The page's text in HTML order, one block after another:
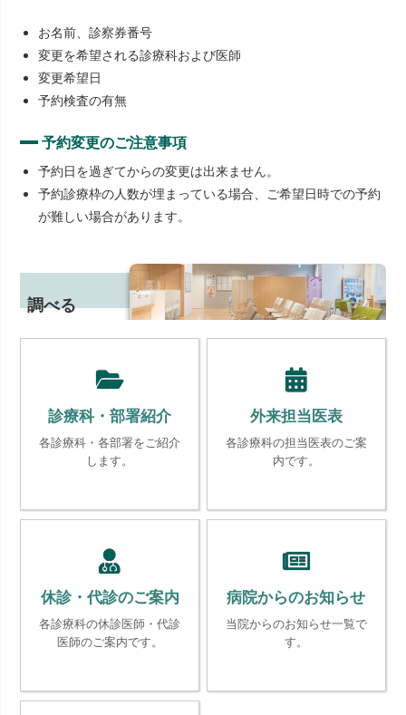
お名前、診察券番号
変更を希望される診療科および医師
変更希望日
予約検査の有無
予約変更のご注意事項
予約日を過ぎてからの変更は出来ません。
予約診療枠の人数が埋まっている場合、ご希望日時での予約
が難しい場合があります。
調べる
診療科・部署紹介
各診療科・各部署をご紹介
します。
外来担当医表
各診療科の担当医表のご案
内です。
休診・代診のご案内
各診療科の休診医師・代診
医師のご案内です。
病院からのお知らせ
当院からのお知らせ一覧で
す。